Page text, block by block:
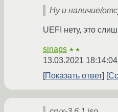
Ну и наличие/
UEFI нету, это
sinaps ★★
13.03.2021
Показать ответ